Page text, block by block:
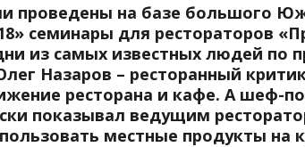
проведены на базе большого
семинары для рестораторов
из самых известных людей по
Назаров – ресторанный
ресторана и кафе. А шеф-
показывал ведущим
местные продукты на